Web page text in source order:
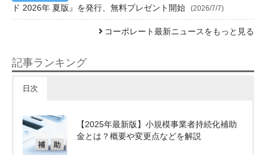
ド 2026年 夏版』を発行、無料プレゼント開始
(2026/7/7)
コーポレート最新ニュースをもっと見る
記事ランキング
日次
【2025年最新版】小規模事業者持続化補助
金とは？概要や変更点などを解説